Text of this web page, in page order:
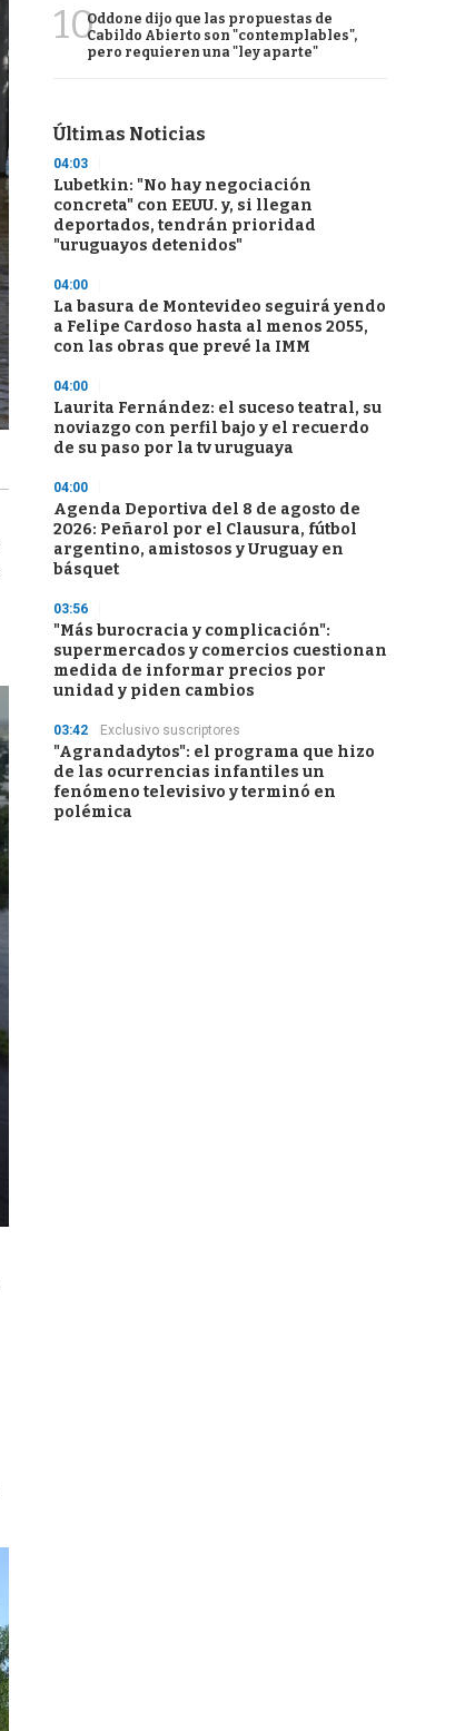
10Oddone dijo que las propuestas de
Cabildo Abierto son "contemplables",
pero requieren una "ley aparte"
Últimas Noticias
04:03
Lubetkin: "No hay negociación
concreta" con EEUU. y, si llegan
deportados, tendrán prioridad
"uruguayos detenidos"
04:00
La basura de Montevideo seguirá yendo
a Felipe Cardoso hasta al menos 2055,
con las obras que prevé la IMM
04:00
Laurita Fernández: el suceso teatral, su
noviazgo con perfil bajo y el recuerdo
de su paso por la tv uruguaya
04:00
Agenda Deportiva del 8 de agosto de
2026: Peñarol por el Clausura, fútbol
argentino, amistosos y Uruguay en
básquet
03:56
"Más burocracia y complicación":
supermercados y comercios cuestionan
medida de informar precios por
unidad y piden cambios
03:42 Exclusivo suscriptores
"Agrandadytos": el programa que hizo
de las ocurrencias infantiles un
fenómeno televisivo y terminó en
polémica